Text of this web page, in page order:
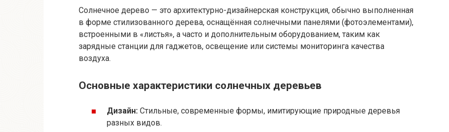
Солнечное дерево — это архитектурно-дизайнерская конструкция, обычно выполненная
в форме стилизованного дерева, оснащённая солнечными панелями (фотоэлементами),
встроенными в «листья», а часто и дополнительным оборудованием, таким как
зарядные станции для гаджетов, освещение или системы мониторинга качества
воздуха.
Основные характеристики солнечных деревьев
Дизайн: Стильные, современные формы, имитирующие природные деревья
разных видов.